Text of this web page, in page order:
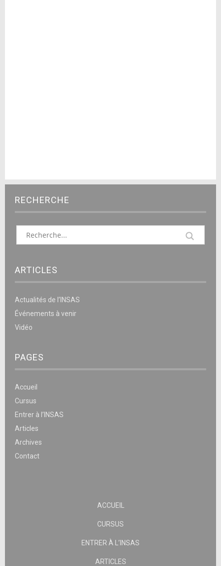
RECHERCHE
ARTICLES
Actualités de l’INSAS
Événements à venir
Vidéo
PAGES
Accueil
Cursus
Entrer à l’INSAS
Articles
Archives
Contact
ACCUEIL
CURSUS
ENTRER À L’INSAS
ARTICLES